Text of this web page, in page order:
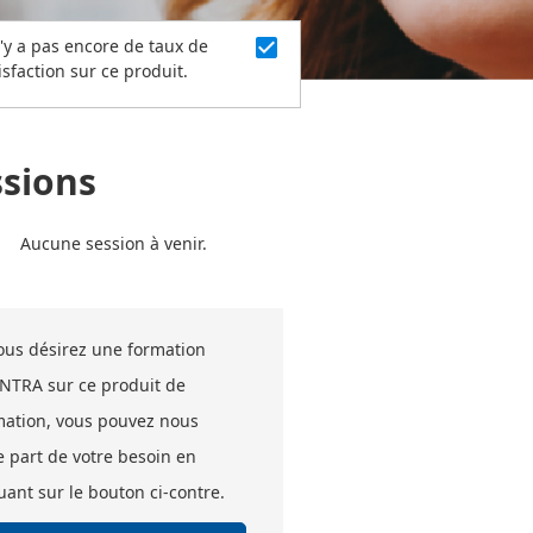
a pas encore de taux de
sur ce produit.
check_box
Aucune session à venir.
désirez une formation
sur ce produit de
vous pouvez nous
part de votre besoin en
sur le bouton ci-contre.